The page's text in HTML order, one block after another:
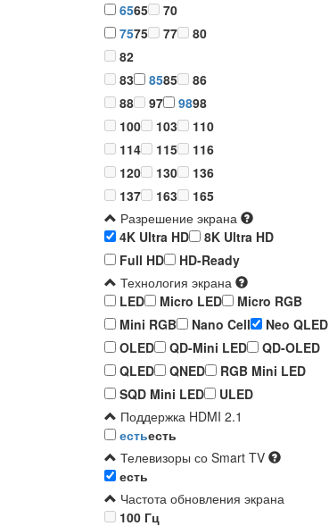
6565
70
7575 77
80
82
83
8585
86
88
97 9898
100
103
110
114
115
116
120
130
136
137
163
165
Разрешение экрана
4K Ultra HD
8K Ultra HD
Full HD
HD-Ready
Технология экрана
LED
Micro LED
Micro RGB
Mini RGB
Nano Cell
Neo QLED
OLED
QD-Mini LED
QD-OLED
QLED
QNED
RGB Mini LED
SQD Mini LED
ULED
Поддержка HDMI 2.1
естьесть
Телевизоры со Smart TV
есть
Частота обновления экрана
100 Гц